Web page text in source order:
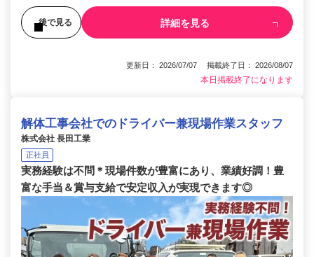
後で見る 詳細を見る
更新日： 2026/07/07 掲載終了日： 2026/08/07
本日掲載終了になります
解体工事会社でのドライバー兼現場作業スタッフ
株式会社 長田工業
正社員
実務経験は不問＊現場件数が豊富にあり、業績好調！豊
富な手当＆賞与支給で安定収入が実現できます◎